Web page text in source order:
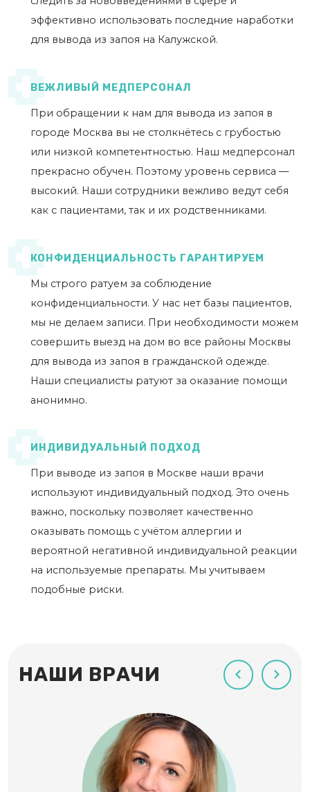
эффективно использовать последние наработки
для вывода из запоя на Калужской.
ВЕЖЛИВЫЙ МЕДПЕРСОНАЛ
При обращении к нам для вывода из запоя в
городе Москва вы не столкнётесь с грубостью
или низкой компетентностью. Наш медперсонал
прекрасно обучен. Поэтому уровень сервиса —
высокий. Наши сотрудники вежливо ведут себя
как с пациентами, так и их родственниками.
КОНФИДЕНЦИАЛЬНОСТЬ ГАРАНТИРУЕМ
Мы строго ратуем за соблюдение
конфиденциальности. У нас нет базы пациентов,
мы не делаем записи. При необходимости можем
совершить выезд на дом во все районы Москвы
для вывода из запоя в гражданской одежде.
Наши специалисты ратуют за оказание помощи
анонимно.
ИНДИВИДУАЛЬНЫЙ ПОДХОД
При выводе из запоя в Москве наши врачи
используют индивидуальный подход. Это очень
важно, поскольку позволяет качественно
оказывать помощь с учётом аллергии и
вероятной негативной индивидуальной реакции
на используемые препараты. Мы учитываем
подобные риски.
НАШИ ВРАЧИ